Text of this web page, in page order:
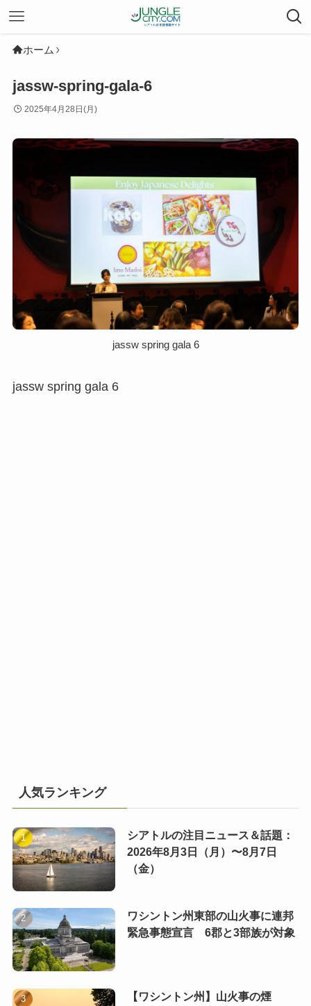
ホーム
jassw-spring-gala-6
2025年4月28日(月)
jassw spring gala 6
jassw spring gala 6
人気ランキング
シアトルの注目ニュース＆話題：
2026年8月3日（月）〜8月7日
（金）
ワシントン州東部の山火事に連邦
緊急事態宣言 6郡と3部族が対象
【ワシントン州】山火事の煙